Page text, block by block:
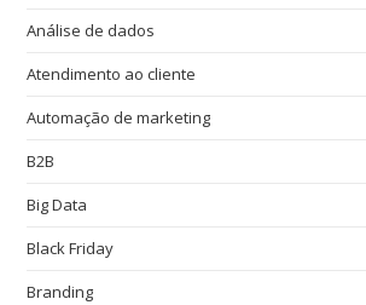
Análise de dados
Atendimento ao cliente
Automação de marketing
B2B
Big Data
Black Friday
Branding